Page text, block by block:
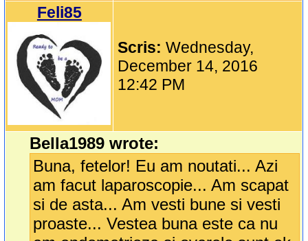
Feli85
Scris:Wednesday,
December 14, 2016
12:42 PM
Bella1989 wrote:
Buna, fetelor! Eu am noutati... Azi
am facut laparoscopie... Am scapat
si de asta... Am vesti bune si vesti
proaste... Vestea buna este ca nu